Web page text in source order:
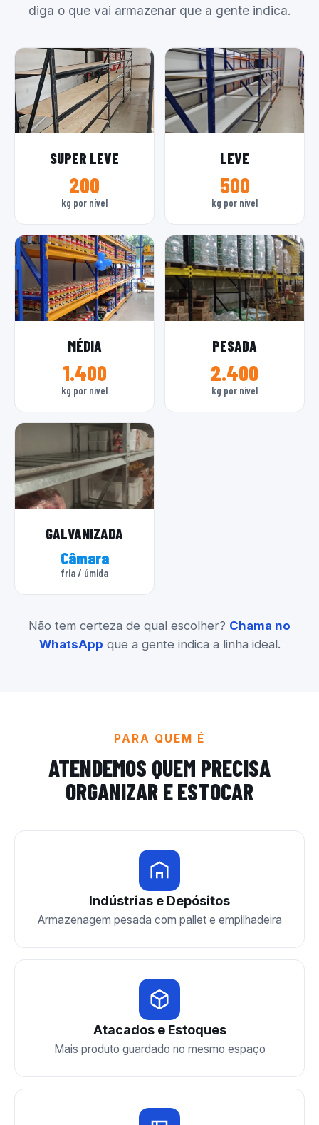
diga o que vai armazenar que a gente indica.
SUPER LEVE
200
kg por nível
LEVE
500
kg por nível
MÉDIA
1.400
kg por nível
PESADA
2.400
kg por nível
GALVANIZADA
Câmara
fria / úmida
Não tem certeza de qual escolher? Chama no
WhatsApp que a gente indica a linha ideal.
PARA QUEM É
ATENDEMOS QUEM PRECISA
ORGANIZAR E ESTOCAR
Indústrias e Depósitos
Armazenagem pesada com pallet e empilhadeira
Atacados e Estoques
Mais produto guardado no mesmo espaço